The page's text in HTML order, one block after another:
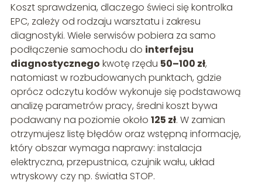
Koszt sprawdzenia, dlaczego świeci się kontrolka
EPC, zależy od rodzaju warsztatu i zakresu
diagnostyki. Wiele serwisów pobiera za samo
podłączenie samochodu do interfejsu
diagnostycznego kwotę rzędu 50–100 zł,
natomiast w rozbudowanych punktach, gdzie
oprócz odczytu kodów wykonuje się podstawową
analizę parametrów pracy, średni koszt bywa
podawany na poziomie około 125 zł. W zamian
otrzymujesz listę błędów oraz wstępną informację,
który obszar wymaga naprawy: instalacja
elektryczna, przepustnica, czujnik wału, układ
wtryskowy czy np. światła STOP.